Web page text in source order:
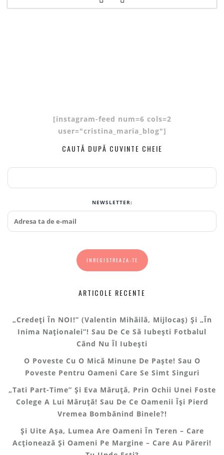
[instagram-feed num=6 cols=2
user="cristina_maria_blog"]
CAUTĂ DUPĂ CUVINTE CHEIE
NEWSLETTER:
ARTICOLE RECENTE
„Credeți În NOI!” (Valentin Mihăilă, Mijlocaș) Și „În
Inima Naționalei”! Sau De Ce Să Iubești Fotbalul
Când Nu Îl Iubești
O Poveste Cu O Mică Minune De Paște! Sau O
Poveste Pentru Oameni Care Se Simt Singuri
„Tati Part-Time” Și Eva Măruță, Prin Ochii Unei Foste
Colege A Lui Măruță! Sau De Ce Oamenii Își Pierd
Vremea Bombănind Binele?!
Și Uite Așa, Lumea Are Oameni În Teren – Care
Acționează Și Oameni Pe Margine – Care Au Păreri!